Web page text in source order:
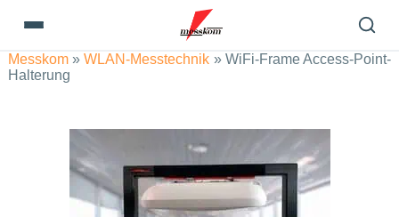
Messkom »WLAN-Messtechnik » WiFi-Frame Access-Point-
Halterung